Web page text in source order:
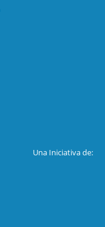
Una Iniciativa de: